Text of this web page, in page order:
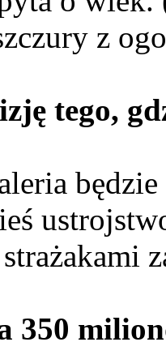
z
tego,
350